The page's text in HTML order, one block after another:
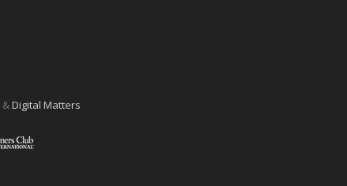
&Digital Matters